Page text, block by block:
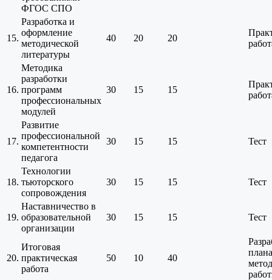
ФГОС СПО
15.
Разработка и
оформление
методической
литературы
40 20 20
16.
Методика
разработки
программ
профессиональных
модулей
30 15 15
17.
Развитие
профессиональной
компетентности
педагога
30 15 15 Тест
18.
Технологии
тьюторского
сопровождения
30 15 15 Тест
19.
Наставничество в
образовательной
организации
30 15 15 Тест
20.
Итоговая
практическая
работа
50 10 40
плана